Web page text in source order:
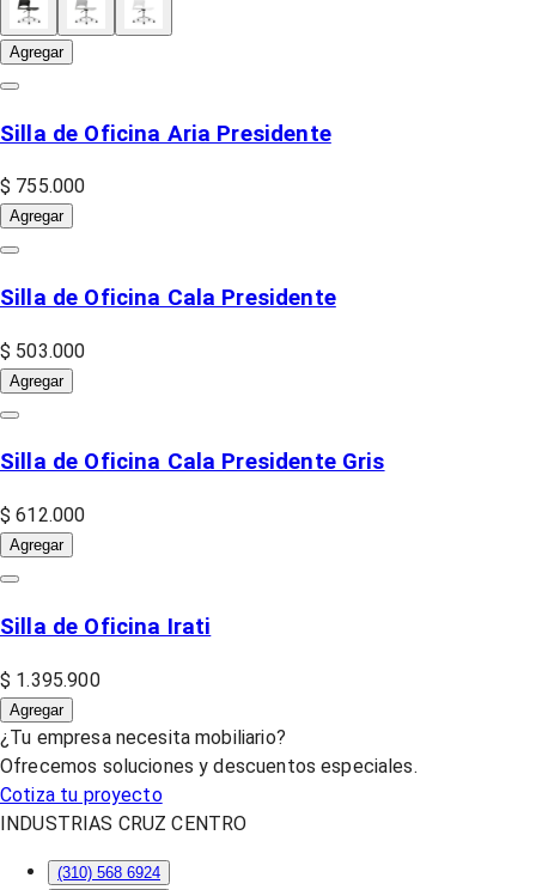
Agregar
Silla de Oficina Aria Presidente
$ 755.000
Agregar
Silla de Oficina Cala Presidente
$ 503.000
Agregar
Silla de Oficina Cala Presidente Gris
$ 612.000
Agregar
Silla de Oficina Irati
$ 1.395.900
Agregar
¿Tu empresa necesita mobiliario?
Ofrecemos soluciones y descuentos especiales.
Cotiza tu proyecto
INDUSTRIAS CRUZ CENTRO
(310) 568 6924